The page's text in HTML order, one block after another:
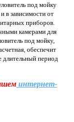
под мойку
в зависимости от
приборов.
камерами для
под мойку,
обеспечит
длительный период
интернет-